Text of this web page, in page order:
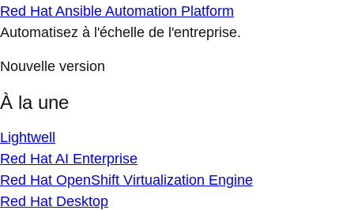
Red Hat Ansible Automation Platform
Automatisez à l'échelle de l'entreprise.
Nouvelle version
À la une
Lightwell
Red Hat AI Enterprise
Red Hat OpenShift Virtualization Engine
Red Hat Desktop